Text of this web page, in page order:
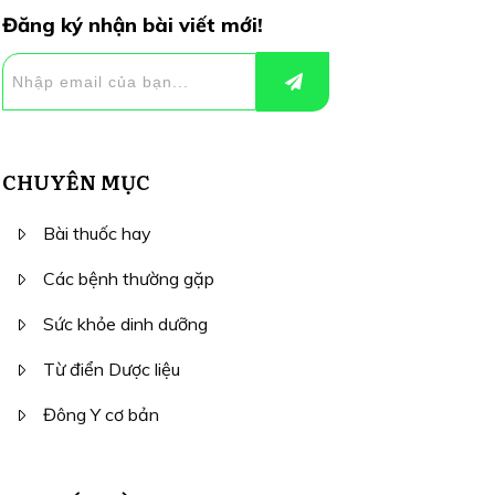
Đăng ký nhận bài viết mới!
CHUYÊN MỤC
Bài thuốc hay
Các bệnh thường gặp
Sức khỏe dinh dưỡng
Từ điển Dược liệu
Đông Y cơ bản